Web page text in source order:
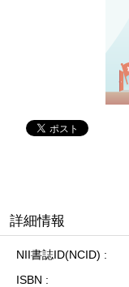
詳細情報
NII書誌ID(NCID)
ISBN